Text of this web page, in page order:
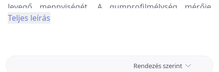
levegő mennyiségét. A gumprofilmélység mérője
pedig arról tájékoztat, hogy mennyire kopott el a
Teljes leírás
Rendezés szerint